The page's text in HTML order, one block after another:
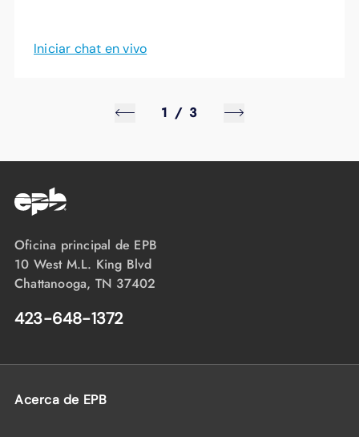
Iniciar chat en vivo
1 / 3
Oficina principal de EPB
10 West M.L. King Blvd
Chattanooga, TN 37402
423-648-1372
Acerca de EPB